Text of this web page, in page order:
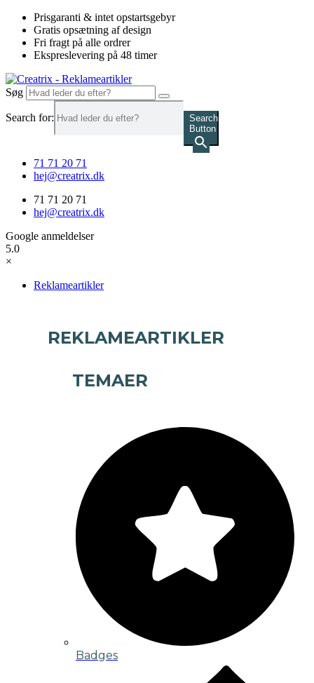
Videre
indhold
Prisgaranti & intet opstartsgebyr
Gratis opsætning af design
Fri fragt på alle ordrer
Ekspreslevering på 48 timer
Søg
Search for:
Search
Button
71 71 20 71
hej@creatrix.dk
71 71 20 71
hej@creatrix.dk
Google anmeldelser
5.0
×
Reklameartikler
REKLAMEARTIKLER
TEMAER
Badges